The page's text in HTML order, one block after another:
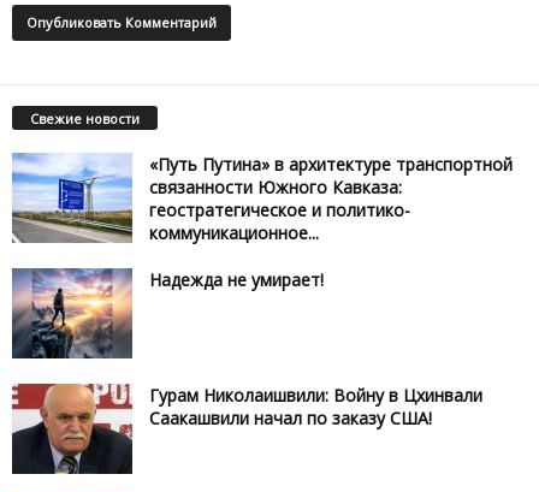
Свежие новости
«Путь Путина» в архитектуре транспортной
связанности Южного Кавказа:
геостратегическое и политико-
коммуникационное...
Надежда не умирает!
Гурам Николаишвили: Войну в Цхинвали
Саакашвили начал по заказу США!